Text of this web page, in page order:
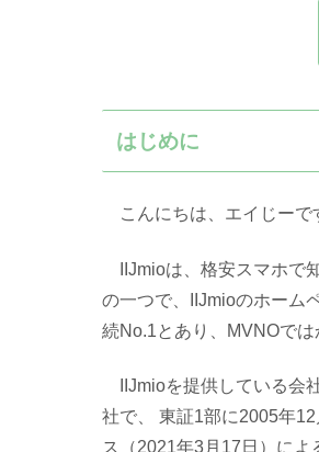
はじめに
こんにちは、エイじー
IIJmioは、格安スマホ
の一つで、IIJmioのホーム
続No.1とあり、MVNOでは
IIJmioを提供している
社で、 東証1部に2005年
ス（2021年3月17日）によ